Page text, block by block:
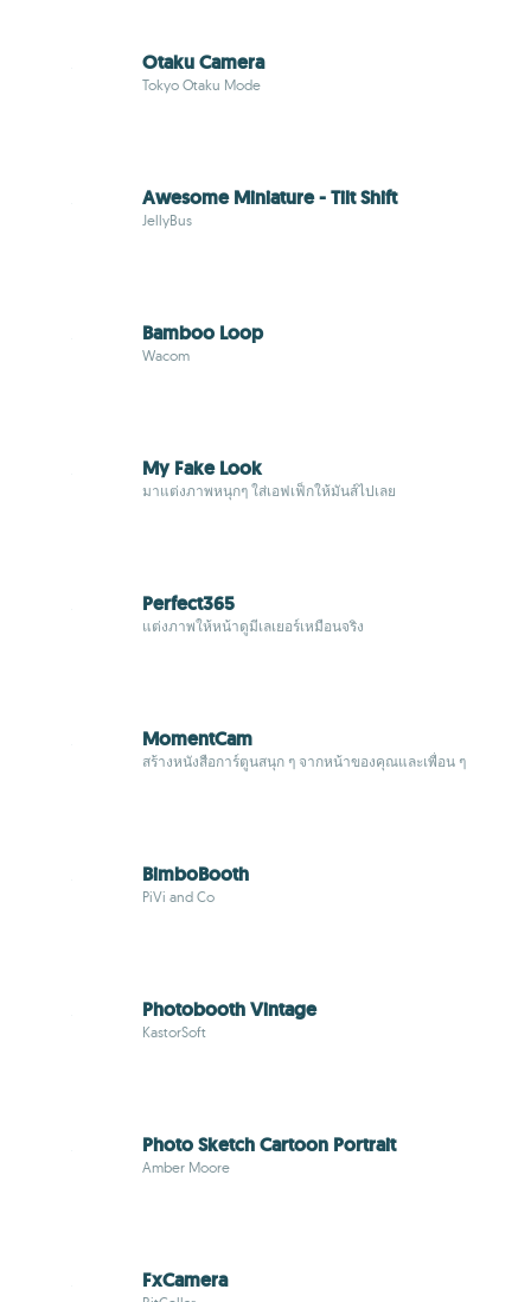
Otaku Camera
Tokyo Otaku Mode
Awesome Miniature - Tilt Shift
JellyBus
Bamboo Loop
Wacom
My Fake Look
มาแต่งภาพหนุกๆ ใส่เอฟเฟ็กให้มันส์ไปเลย
Perfect365
แต่งภาพให้หน้าดูมีเลเยอร์เหมือนจริง
MomentCam
สร้างหนังสือการ์ตูนสนุก ๆ จากหน้าของคุณและเพื่อน ๆ
BimboBooth
PiVi and Co
Photobooth Vintage
KastorSoft
Photo Sketch Cartoon Portrait
Amber Moore
FxCamera